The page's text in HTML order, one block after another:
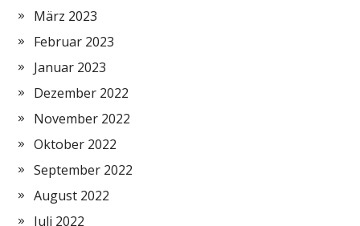
März 2023
Februar 2023
Januar 2023
Dezember 2022
November 2022
Oktober 2022
September 2022
August 2022
Juli 2022